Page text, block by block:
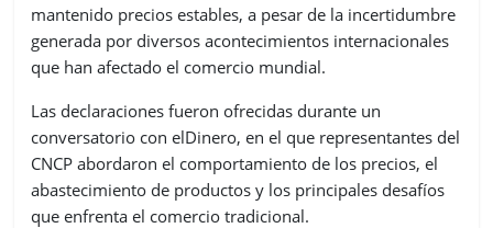
mantenido precios estables, a pesar de la incertidumbre
generada por diversos acontecimientos internacionales
que han afectado el comercio mundial.
Las declaraciones fueron ofrecidas durante un
conversatorio con elDinero, en el que representantes del
CNCP abordaron el comportamiento de los precios, el
abastecimiento de productos y los principales desafíos
que enfrenta el comercio tradicional.